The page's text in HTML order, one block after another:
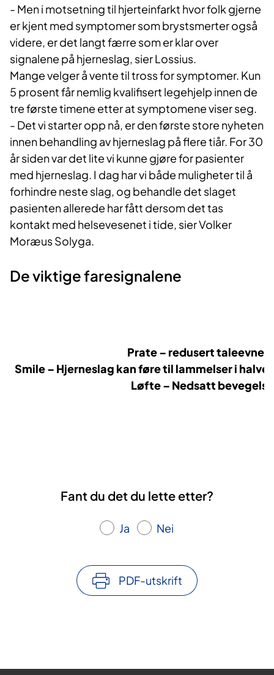
- Men i motsetning til hjerteinfarkt hvor folk gjerne
er kjent med symptomer som brystsmerter også
videre, er det langt færre som er klar over
signalene på hjerneslag, sier Lossius.
Mange velger å vente til tross for symptomer. Kun
5 prosent får nemlig kvalifisert legehjelp innen de
tre første timene etter at symptomene viser seg.
- Det vi starter opp nå, er den første store nyheten
innen behandling av hjerneslag på flere tiår. For 30
år siden var det lite vi kunne gjøre for pasienter
med hjerneslag. I dag har vi både muligheter til å
forhindre neste slag, og behandle det slaget
pasienten allerede har fått dersom det tas
kontakt med helsevesenet i tide, sier Volker
Moræus Solyga.
De viktige faresignalene
Prate – redusert taleevne
Smile – Hjerneslag kan føre til lammelser i
Løfte – Nedsatt
Fant du det du lette etter?
Ja Nei
PDF-utskrift